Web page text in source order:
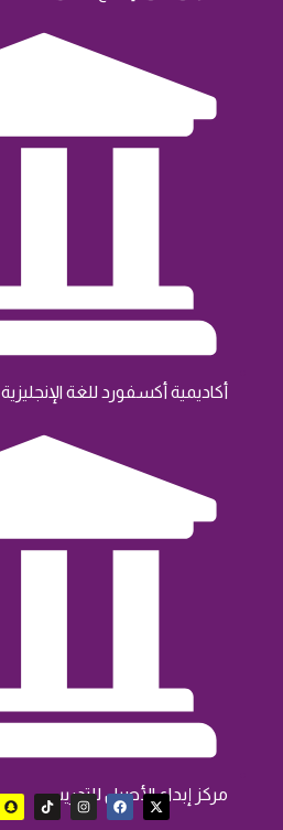
أكاديمية أكسفورد للغة اﻹنجليزية
مركز إبداع الأصيل للتدريب